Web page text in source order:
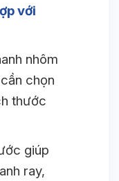
với
nhôm
chọn
thước
giúp
ray,